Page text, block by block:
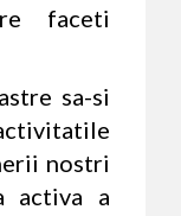
faceti
sa-si
nostri
activa a